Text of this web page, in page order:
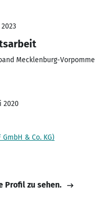
Mecklenburg-
2020
GmbH & Co. KG)
Profil zu sehen.